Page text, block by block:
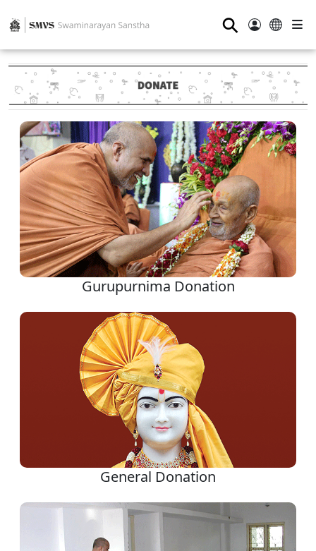
⚲
Gurupurnima Donation
General Donation